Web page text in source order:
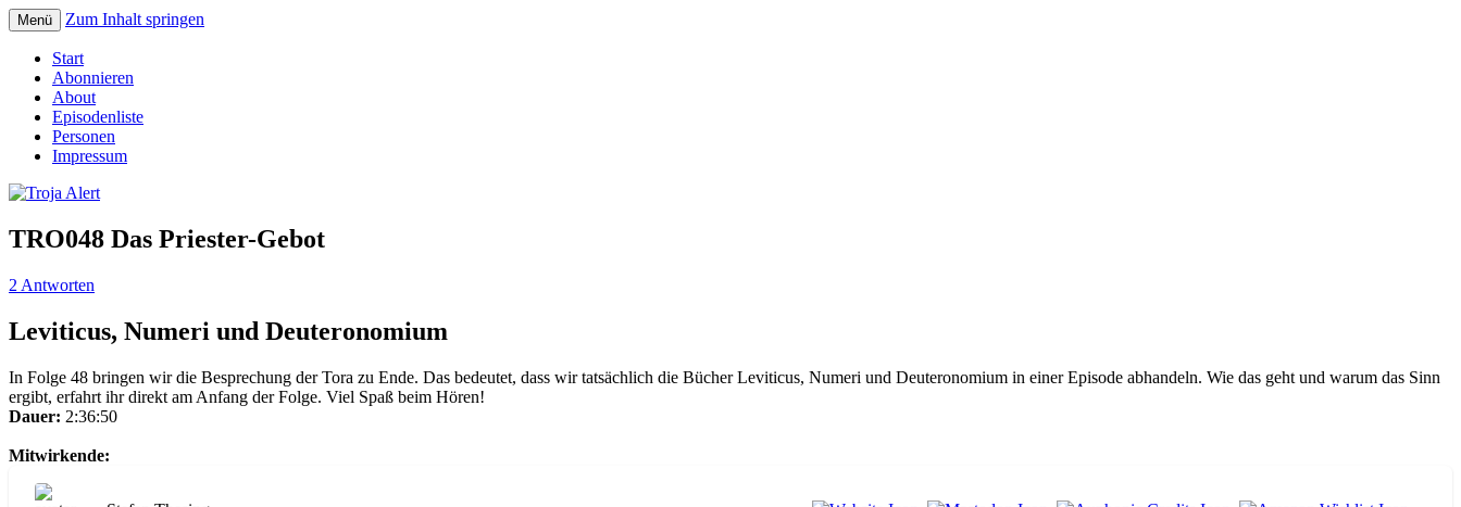
Troja Alert
Menü Zum Inhalt springen
Start
Abonnieren
About
Episodenliste
Personen
Impressum
TRO048 Das Priester-Gebot
2 Antworten
Leviticus, Numeri und Deuteronomium
In Folge 48 bringen wir die Besprechung der Tora zu Ende. Das bedeutet, dass wir tatsächlich die Bücher Leviticus, Numeri und Deuteronomium in einer Episode abhandeln. Wie das geht und warum das Sinn
ergibt, erfahrt ihr direkt am Anfang der Folge. Viel Spaß beim Hören!
Dauer: 2:36:50
Mitwirkende: